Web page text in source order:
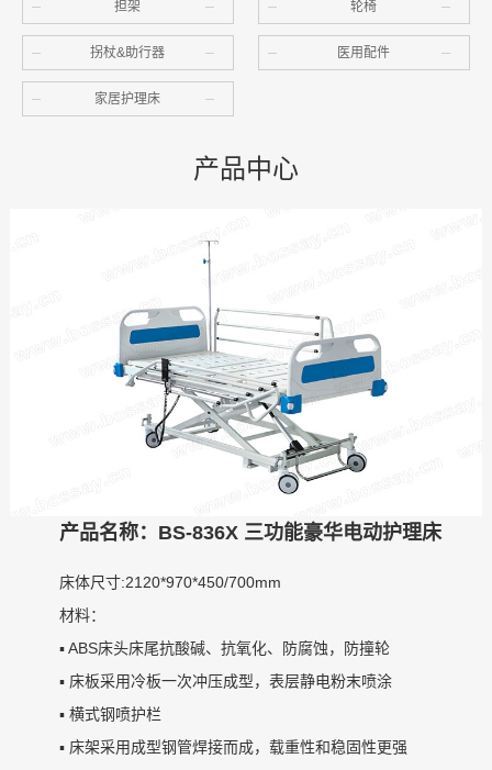
担架 轮椅
拐杖&助行器 医用配件
家居护理床
产品中心
产品名称：BS-836X 三功能豪华电动护理床
床体尺寸:2120*970*450/700mm
材料：
▪ ABS床头床尾抗酸碱、抗氧化、防腐蚀
▪ 床板采用冷板一次冲压成型，表层静电
▪ 横式钢喷护栏
▪ 床架采用成型钢管焊接而成，载重性和稳